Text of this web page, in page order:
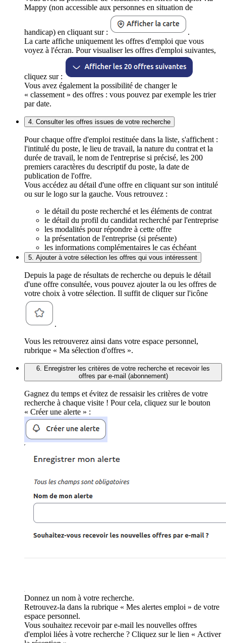
Mappy (non accessible aux personnes en situation de
handicap) en cliquant sur :
.
La carte affiche uniquement les offres d'emploi que vous
voyez à l'écran. Pour visualiser les offres d'emploi suivantes,
cliquez sur :
Vous avez également la possibilité de changer le
« classement » des offres : vous pouvez par exemple les trier
par date.
4. Consulter les offres issues de votre recherche
Pour chaque offre d'emploi restituée dans la liste, s'affichent :
l'intitulé du poste, le lieu de travail, la nature du contrat et la
durée de travail, le nom de l'entreprise si précisé, les 200
premiers caractères du descriptif du poste, la date de
publication de l'offre.
Vous accédez au détail d'une offre en cliquant sur son intitulé
ou sur le logo sur la gauche. Vous retrouvez :
le détail du poste recherché et les éléments de contrat
le détail du profil du candidat recherché par l'entreprise
les modalités pour répondre à cette offre
la présentation de l'entreprise (si présente)
les informations complémentaires le cas échéant
5. Ajouter à votre sélection les offres qui vous intéressent
Depuis la page de résultats de recherche ou depuis le détail
d'une offre consultée, vous pouvez ajouter la ou les offres de
votre choix à votre sélection. Il suffit de cliquer sur l'icône
.
Vous les retrouverez ainsi dans votre espace personnel,
rubrique « Ma sélection d'offres ».
6. Enregistrer les critères de votre recherche et recevoir les
offres par e-mail (abonnement)
Gagnez du temps et évitez de ressaisir les critères de votre
recherche à chaque visite ! Pour cela, cliquez sur le bouton
« Créer une alerte » :
Donnez un nom à votre recherche.
Retrouvez-la dans la rubrique « Mes alertes emploi » de votre
espace personnel.
Vous souhaitez recevoir par e-mail les nouvelles offres
d'emploi liées à votre recherche ? Cliquez sur le lien « Activer